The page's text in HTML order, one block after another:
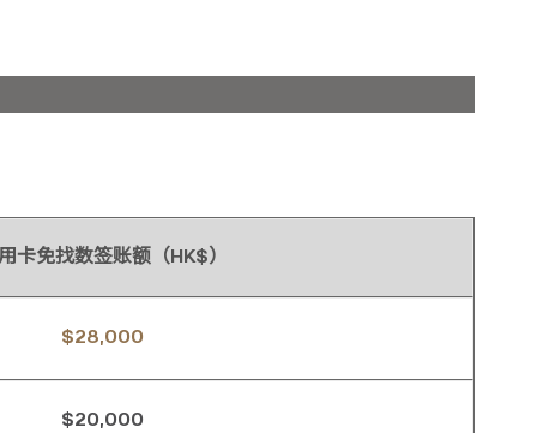
卡免找数签账额（HK$）
$28,000
$20,000